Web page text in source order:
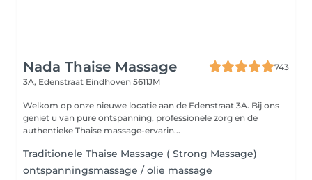
Nada Thaise Massage
743
3A, Edenstraat Eindhoven 5611JM
Welkom op onze nieuwe locatie aan de Edenstraat 3A. Bij ons
geniet u van pure ontspanning, professionele zorg en de
authentieke Thaise massage-ervarin...
Traditionele Thaise Massage ( Strong Massage)
ontspanningsmassage / olie massage